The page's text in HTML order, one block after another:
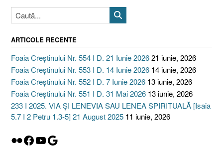
ARTICOLE RECENTE
Foaia Creștinului Nr. 554 I D. 21 Iunie 202621 iunie, 2026
Foaia Creștinului Nr. 553 I D. 14 Iunie 2026 14 iunie, 2026
Foaia Creștinului Nr. 552 I D. 7 Iunie 2026 13 iunie, 2026
Foaia Creștinului Nr. 551 I D. 31 Mai 2026 13 iunie, 2026
233 I 2025. VIA ȘI LENEVIA SAU LENEA SPIRITUALĂ [Isaia
5.7 I 2 Petru 1.3-5] 21 August 2025 11 iunie, 2026
Flickr
Facebook
YouTube
Google